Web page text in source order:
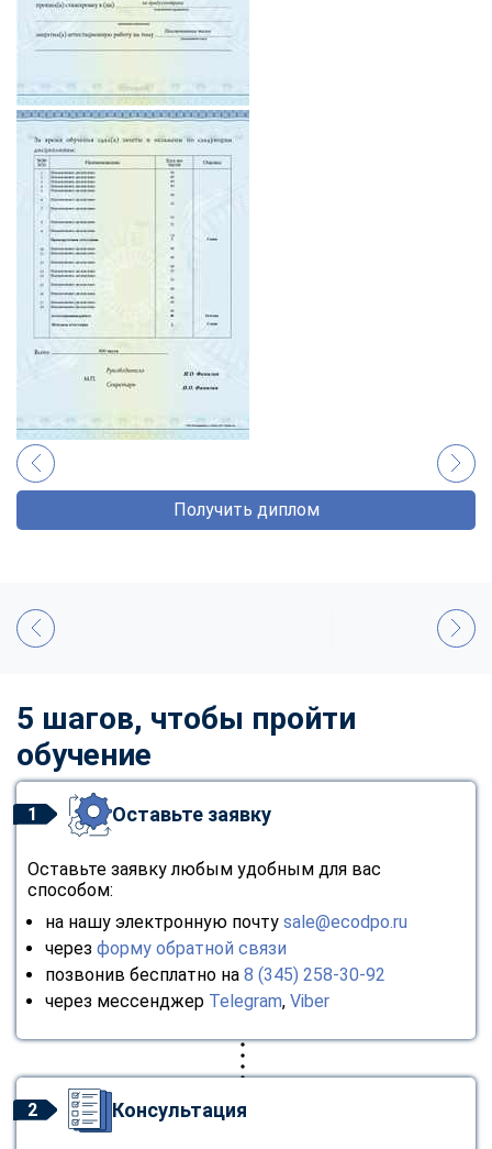
Получить диплом
5 шагов, чтобы пройти
обучение
1 Оставьте заявку
Оставьте заявку любым удобным для вас
способом:
на нашу электронную почту sale@ecodpo.ru
через форму обратной связи
позвонив бесплатно на 8 (345) 258-30-92
через мессенджер Telegram, Viber
2 Консультация